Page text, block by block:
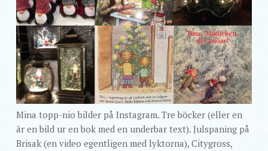
Mina topp-nio bilder på Instagram. Tre böcker (eller en
är en bild ur en bok med en underbar text). Julspaning på
Brisak (en video egentligen med lyktorna), Citygross,